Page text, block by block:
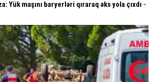
Yük maşını baryerləri qıraraq əks yola çıxdı -